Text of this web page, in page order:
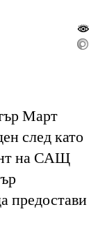
Март
след като
на САЩ
предостави